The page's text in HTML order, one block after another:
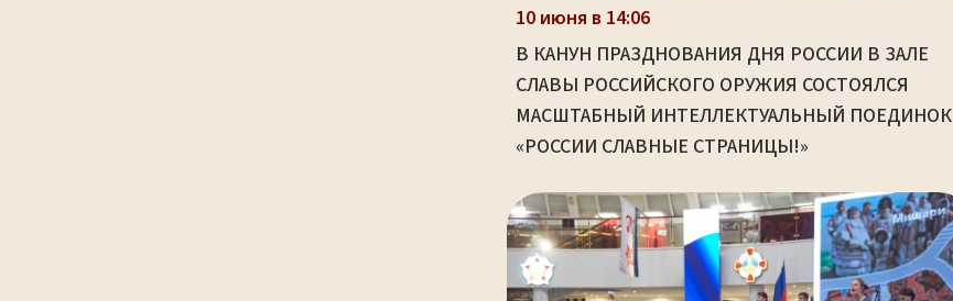
10 июня в 14:06
В КАНУН ПРАЗДНОВАНИЯ ДНЯ РОССИИ В ЗАЛЕ
СЛАВЫ РОССИЙСКОГО ОРУЖИЯ СОСТОЯЛСЯ
МАСШТАБНЫЙ ИНТЕЛЛЕКТУАЛЬНЫЙ ПОЕДИНОК
«РОССИИ СЛАВНЫЕ СТРАНИЦЫ!»